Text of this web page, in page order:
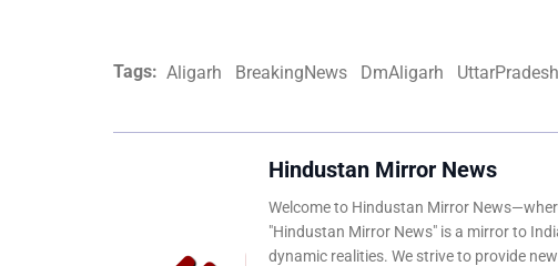
Tags: Aligarh BreakingNews DmAligarh UttarPradesh
Hindustan Mirror News
Welcome to Hindustan Mirror
"Hindustan Mirror News" is a mirror to
dynamic realities. We strive to provide